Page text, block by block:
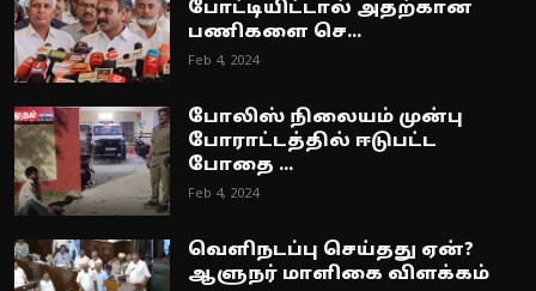
போட்டியிட்டால் அதற்கான
பணிகளை செ...
Feb 4, 2024
போலிஸ் நிலையம் முன்பு
போராட்டத்தில் ஈடுபட்ட
போதை ...
Feb 4, 2024
வெளிநடப்பு செய்தது ஏன்?
ஆளுநர் மாளிகை விளக்கம்